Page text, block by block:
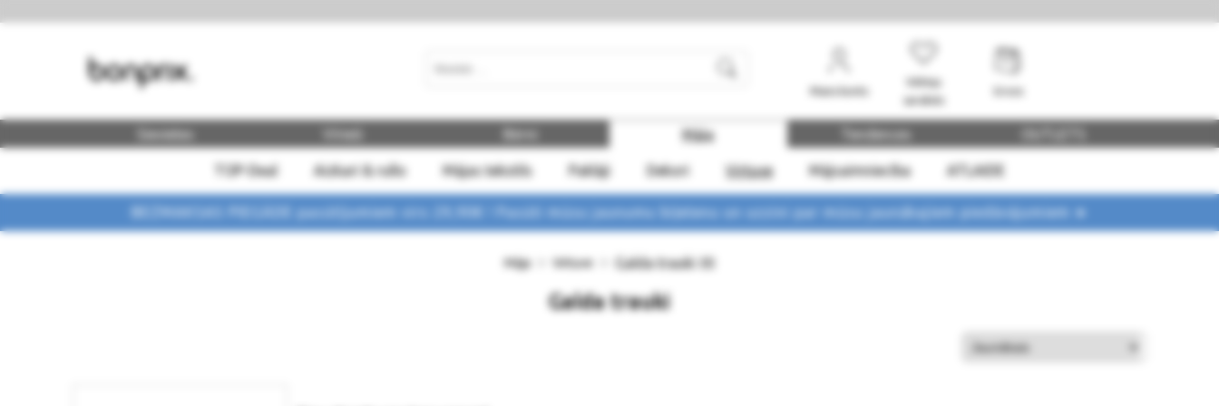
Mans konts
Vēlmju
saraksts
Sievietes Vīrieši Māja
TOP-Deal Aizkari & rullo Mājas tekstils Paklāji Dekori Virtuve Mājsaimniecība ATLAIDE
Tendences
BEZMAKSAS PIEGĀDE pasūtījumiem virs 29,90€ ! Pasūti mūsu jaunumu biļetenu un uzzini par mūsu jaunākajiem piedāvājumiem ➤
Māja Virtuve Galda trauki
Galda trauki